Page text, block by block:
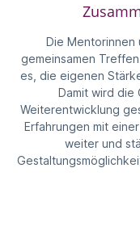
Die Mentorinnen
gemeinsamen
es, die eigenen
Damit wird die
Weiterentwicklung
Erfahrungen mit
weiter und